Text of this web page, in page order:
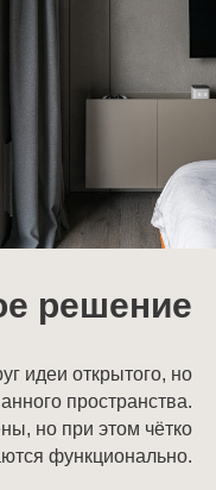
решение
идеи открытого, но
пространства.
но при этом чётко
функционально.